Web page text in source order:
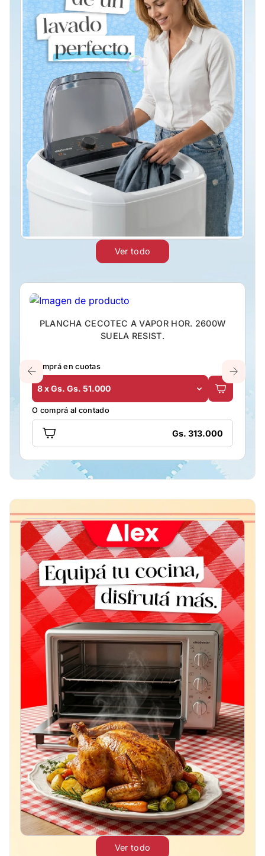
Ver todo
PLANCHA CECOTEC A VAPOR HOR. 2600W
SUELA RESIST.
Comprá en cuotas
8 x Gs. Gs. 51.000
O comprá al contado
Gs. 313.000
Ver todo